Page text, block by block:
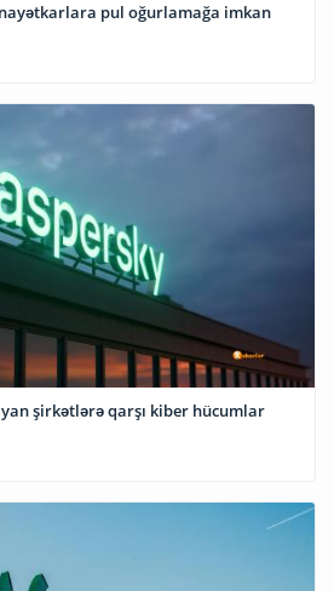
pul oğurlamağa imkan
şirkətlərə qarşı kiber hücumlar